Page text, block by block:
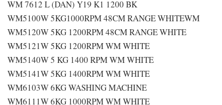
WM 7612 L (DAN) Y19 K1 1200 BK
WM5100W 5KG1000RPM 48CM RANGE WHITEWM
WM5120W 5KG 1200RPM 48CM RANGE WHITE
WM5121W 5KG 1200RPM WM WHITE
WM5140W 5 KG 1400 RPM WM WHITE
WM5141W 5KG 1400RPM WM WHITE
WM6103W 6KG WASHING MACHINE
WM6111W 6KG 1000RPM WM WHITE